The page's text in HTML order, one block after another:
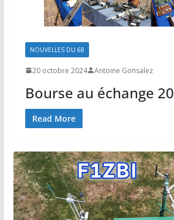
NOUVELLES DU 68
20 octobre 2024 Antoine Gonsalez
Bourse au échange
Read More